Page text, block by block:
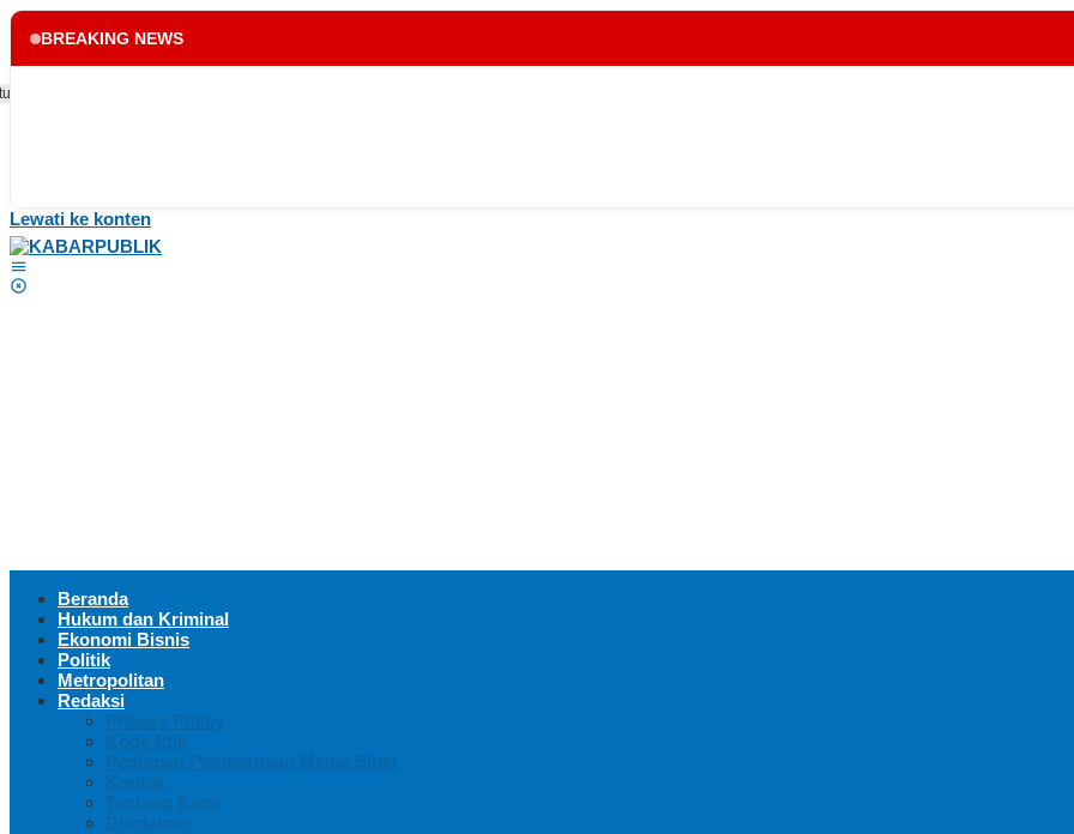
BREAKING NEWS
Lewati ke konten
Beranda
Hukum dan Kriminal
Ekonomi Bisnis
Politik
Metropolitan
Redaksi
Privacy Policy
Kode Etik
Pedoman Pemberitaan Media Siber
Kontak
Tentang Kami
Disclaimer